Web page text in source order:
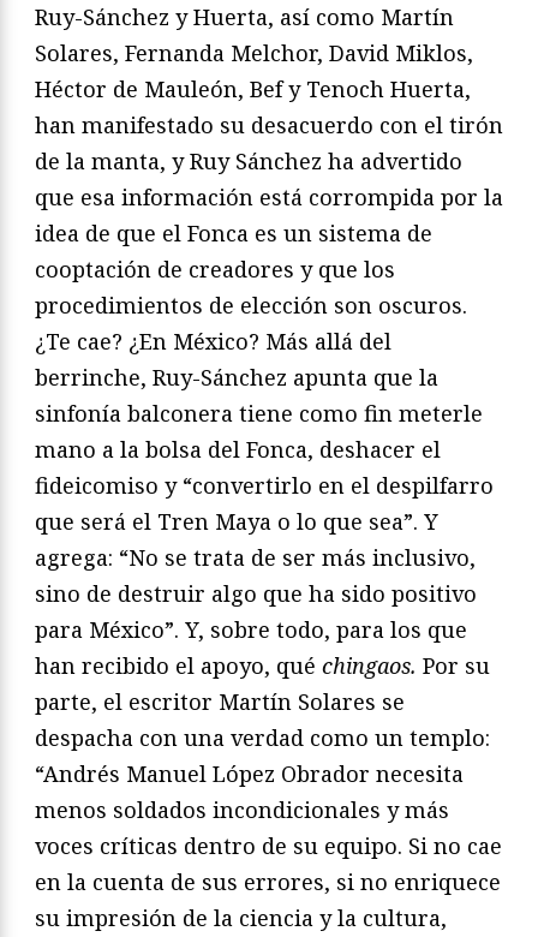
Ruy-Sánchez y Huerta, así como Martín
Solares, Fernanda Melchor, David Miklos,
Héctor de Mauleón, Bef y Tenoch Huerta,
han manifestado su desacuerdo con el tirón
de la manta, y Ruy Sánchez ha advertido
que esa información está corrompida por la
idea de que el Fonca es un sistema de
cooptación de creadores y que los
procedimientos de elección son oscuros.
¿Te cae? ¿En México? Más allá del
berrinche, Ruy-Sánchez apunta que la
sinfonía balconera tiene como fin meterle
mano a la bolsa del Fonca, deshacer el
fideicomiso y “convertirlo en el despilfarro
que será el Tren Maya o lo que sea”. Y
agrega: “No se trata de ser más inclusivo,
sino de destruir algo que ha sido positivo
para México”. Y, sobre todo, para los que
han recibido el apoyo, qué chingaos. Por su
parte, el escritor Martín Solares se
despacha con una verdad como un templo:
“Andrés Manuel López Obrador necesita
menos soldados incondicionales y más
voces críticas dentro de su equipo. Si no cae
en la cuenta de sus errores, si no enriquece
su impresión de la ciencia y la cultura,